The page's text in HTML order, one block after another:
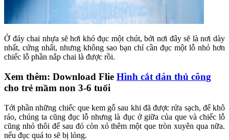
Ở đáy chai nhựa sẽ hơi khó đục một chút, bởi nơi đây sẽ là nơi dày
nhất, cứng nhất, nhưng không sao bạn chỉ cần đục một lỗ nhỏ hơn
chiếc lỗ phần nắp chai là được rồi.
Xem thêm: Download Flie Hình cắt dán thủ công
cho trẻ mầm non 3-6 tuổi
Tới phần những chiếc que kem gỗ sau khi đã được rửa sạch, để khô
ráo, chúng ta cũng đục lỗ nhưng là đục ở giữa của que và chiếc lỗ
cũng nhỏ thôi để sau đó còn xỏ thêm một que tròn xuyên qua nữa.
nếu đục quá to sẽ bị lỏng.